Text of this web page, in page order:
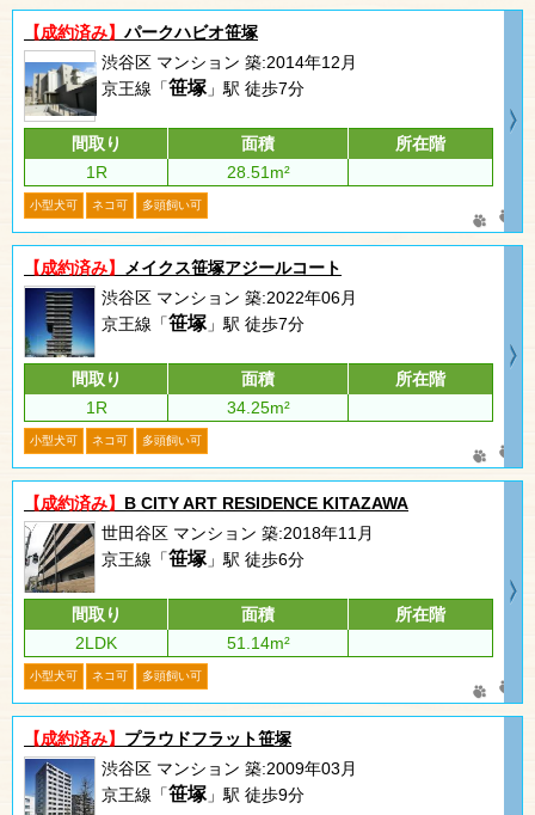
【成約済み】 パークハビオ笹塚
渋谷区 マンション 築:2014年12月
京王線「笹塚」駅 徒歩7分
間取り 面積
所在階
1R
28.51m²
小型犬可 ネコ可 多頭飼い可
【成約済み】
メイクス笹塚アジールコート
渋谷区 マンション 築:2022年06月
京王線「笹塚」駅 徒歩7分
間取り 面積
所在階
1R
34.25m²
小型犬可 ネコ可 多頭飼い可
【成約済み】 B CITY ART RESIDENCE KITAZAWA
世田谷区 マンション 築:2018年11月
京王線「笹塚」駅 徒歩6分
間取り 面積
所在階
2LDK
51.14m²
小型犬可 ネコ可 多頭飼い可
【成約済み】 プラウドフラット笹塚
渋谷区 マンション 築:2009年03月
京王線「笹塚」駅 徒歩9分